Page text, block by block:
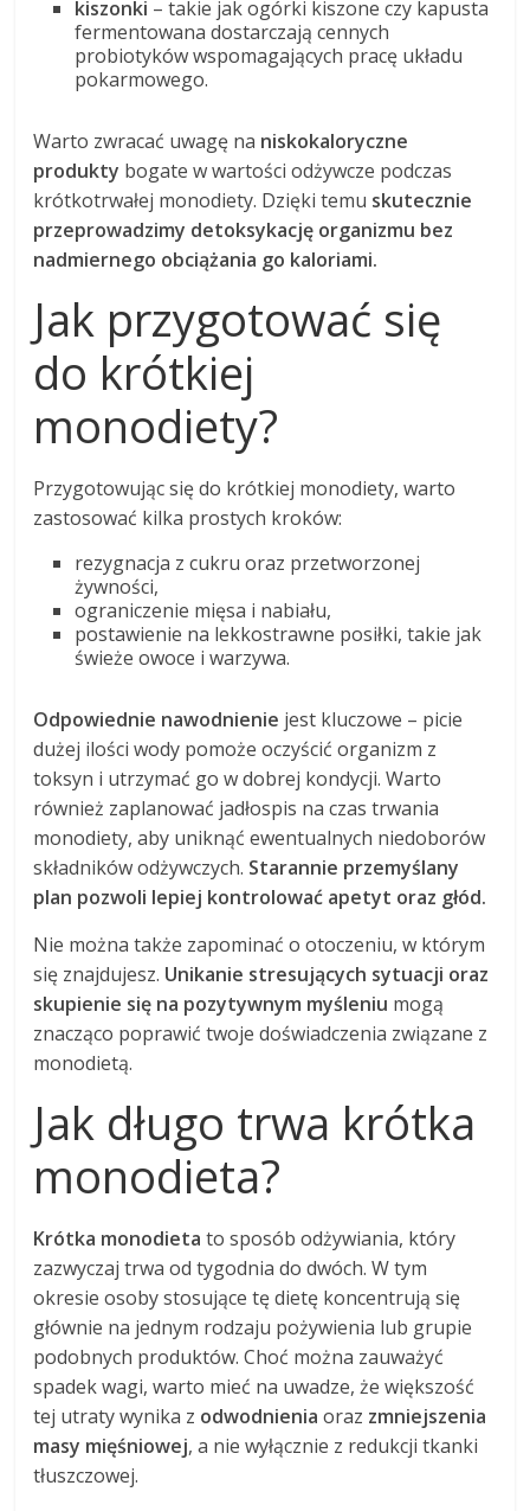
kiszonki – takie jak ogórki kiszone czy kapusta
fermentowana dostarczają cennych
probiotyków wspomagających pracę układu
pokarmowego.
Warto zwracać uwagę na niskokaloryczne
produkty bogate w wartości odżywcze podczas
krótkotrwałej monodiety. Dzięki temu skutecznie
przeprowadzimy detoksykację organizmu bez
nadmiernego obciążania go kaloriami.
Jak przygotować się
do krótkiej
monodiety?
Przygotowując się do krótkiej monodiety, warto
zastosować kilka prostych kroków:
rezygnacja z cukru oraz przetworzonej
żywności,
ograniczenie mięsa i nabiału,
postawienie na lekkostrawne posiłki, takie jak
świeże owoce i warzywa.
Odpowiednie nawodnienie jest kluczowe – picie
dużej ilości wody pomoże oczyścić organizm z
toksyn i utrzymać go w dobrej kondycji. Warto
również zaplanować jadłospis na czas trwania
monodiety, aby uniknąć ewentualnych niedoborów
składników odżywczych. Starannie przemyślany
plan pozwoli lepiej kontrolować apetyt oraz głód.
Nie można także zapominać o otoczeniu, w którym
się znajdujesz. Unikanie stresujących sytuacji oraz
skupienie się na pozytywnym myśleniu mogą
znacząco poprawić twoje doświadczenia związane z
monodietą.
Jak długo trwa krótka
monodieta?
Krótka monodieta to sposób odżywiania, który
zazwyczaj trwa od tygodnia do dwóch. W tym
okresie osoby stosujące tę dietę koncentrują się
głównie na jednym rodzaju pożywienia lub grupie
podobnych produktów. Choć można zauważyć
spadek wagi, warto mieć na uwadze, że większość
tej utraty wynika z odwodnienia oraz zmniejszenia
masy mięśniowej, a nie wyłącznie z redukcji tkanki
tłuszczowej.